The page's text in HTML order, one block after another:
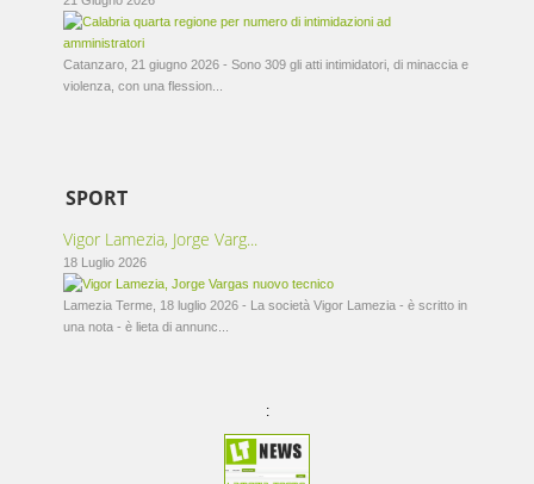
Catanzaro, 21 giugno 2026 - Sono 309 gli atti intimidatori, di minaccia e
violenza, con una flession...
SPORT
Vigor Lamezia, Jorge Varg...
18 Luglio 2026
Lamezia Terme, 18 luglio 2026 - La società Vigor Lamezia - è scritto in
una nota - è lieta di annunc...
: